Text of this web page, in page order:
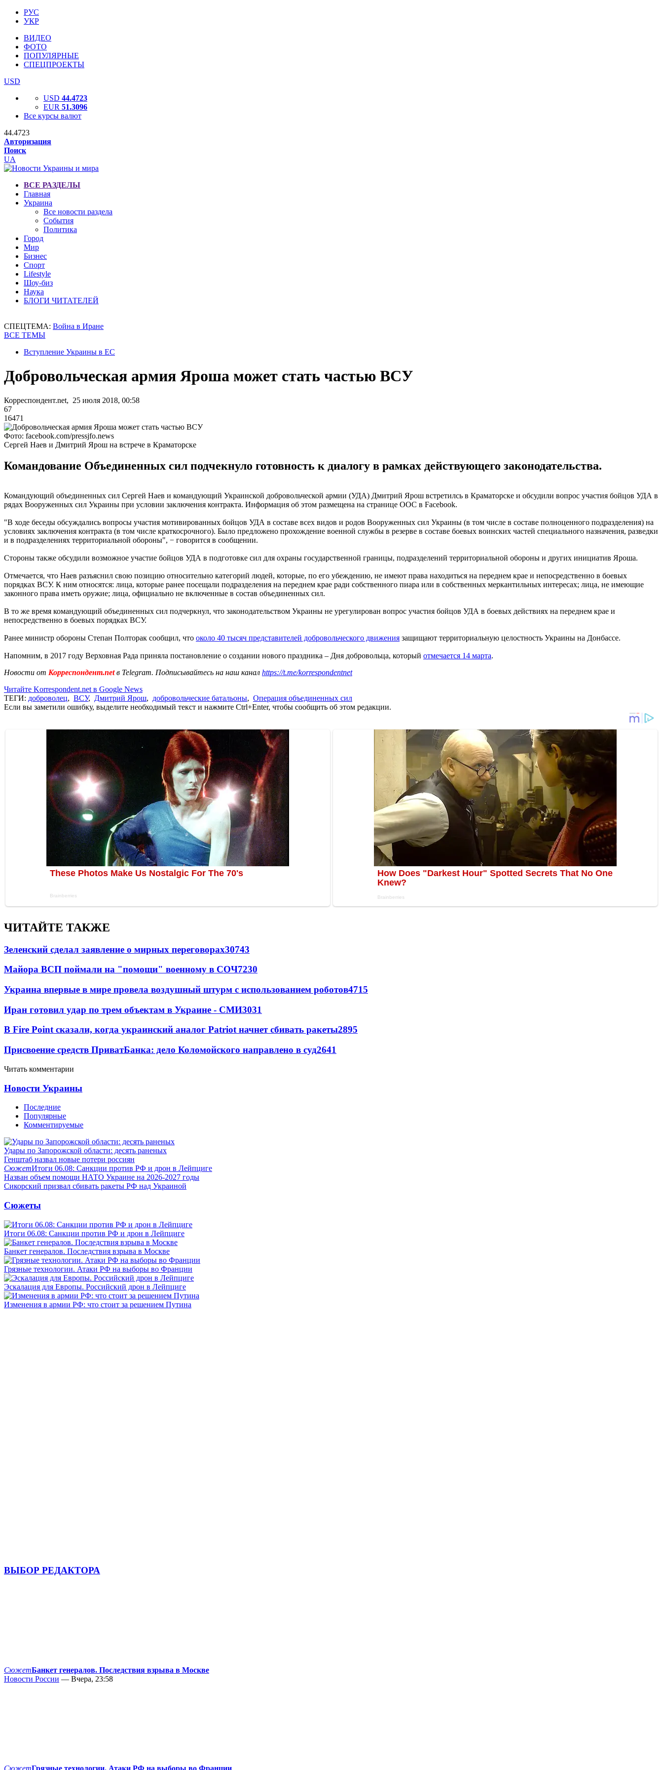
РУС
УКР
ВИДЕО
ФОТО
ПОПУЛЯРНЫЕ
СПЕЦПРОЕКТЫ
USD
USD 44.4723
EUR 51.3096
Все курсы валют
44.4723
Авторизация
Поиск
UA
ВСЕ РАЗДЕЛЫ
Главная
Украина
Все новости раздела
События
Политика
Город
Мир
Бизнес
Спорт
Lifestyle
Шоу-биз
Наука
БЛОГИ ЧИТАТЕЛЕЙ
СПЕЦТЕМА: Война в Иране
ВСЕ ТЕМЫ
Вступление Украины в ЕС
Добровольческая армия Яроша может стать частью ВСУ
Корреспондент.net, 25 июля 2018, 00:58
67
16471
Фото: facebook.com/pressjfo.news
Сергей Наев и Дмитрий Ярош на встрече в Краматорске
Командование Объединенных сил подчекнуло готовность к диалогу в рамках действующего законодательства.
Командующий объединенных сил Сергей Наев и командующий Украинской добровольческой армии (УДА) Дмитрий Ярош встретилсь в Краматорске и обсудили вопрос участия бойцов УДА в
рядах Вооруженных сил Украины при условии заключения контракта. Информация об этом размещена на странице ООС в Facebook.
"В ходе беседы обсуждались вопросы участия мотивированных бойцов УДА в составе всех видов и родов Вооруженных сил Украины (в том числе в составе полноценного подразделения) на
условиях заключения контракта (в том числе краткосрочного). Было предложено прохождение военной службы в резерве в составе боевых воинских частей специального назначения, разведки
и в подразделениях территориальной обороны", − говорится в сообщении.
Стороны также обсудили возможное участие бойцов УДА в подготовке сил для охраны государственной границы, подразделений территориальной обороны и других инициатив Яроша.
Отмечается, что Наев разъяснил свою позицию относительно категорий людей, которые, по его убеждению, не имеют права находиться на переднем крае и непосредственно в боевых
порядках ВСУ. К ним относятся: лица, которые ранее посещали подразделения на переднем крае ради собственного пиара или в собственных меркантильных интересах; лица, не имеющие
законного права иметь оружие; лица, официально не включенные в состав объединенных сил.
В то же время командующий объединенных сил подчеркнул, что законодательством Украины не урегулирован вопрос участия бойцов УДА в боевых действиях на переднем крае и
непосредственно в боевых порядках ВСУ.
Ранее министр обороны Степан Полторак сообщил, что около 40 тысяч представителей добровольческого движения защищают территориальную целостность Украины на Донбассе.
Напомним, в 2017 году Верховная Рада приняла постановление о создании нового праздника – Дня добровольца, который отмечается 14 марта.
Новости от Корреспондент.netв Telegram. Подписывайтесь на наш канал https://t.me/korrespondentnet
Читайте Korrespondent.net в Google News
ТЕГИ: доброволец, ВСУ, Дмитрий Ярош, добровольческие батальоны, Операция объединенных сил
Если вы заметили ошибку, выделите необходимый текст и нажмите Ctrl+Enter, чтобы сообщить об этом редакции.
ЧИТАЙТЕ ТАКЖЕ
Зеленский сделал заявление о мирных переговорах30743
Майора ВСП поймали на "помощи" военному в СОЧ7230
Украина впервые в мире провела воздушный штурм с использованием роботов4715
Иран готовил удар по трем объектам в Украине - СМИ3031
В Fire Point сказали, когда украинский аналог Patriot начнет сбивать ракеты2895
Присвоение средств ПриватБанка: дело Коломойского направлено в суд2641
Читать комментарии
Новости Украины
Последние
Популярные
Комментируемые
Удары по Запорожской области: десять раненых
Генштаб назвал новые потери россиян
СюжетИтоги 06.08: Санкции против РФ и дрон в Лейпциге
Назван объем помощи НАТО Украине на 2026-2027 годы
Сикорский призвал сбивать ракеты РФ над Украиной
Сюжеты
Итоги 06.08: Санкции против РФ и дрон в Лейпциге
Банкет генералов. Последствия взрыва в Москве
Грязные технологии. Атаки РФ на выборы во Франции
Эскалация для Европы. Российский дрон в Лейпциге
Изменения в армии РФ: что стоит за решением Путина
ВЫБОР РЕДАКТОРА
СюжетБанкет генералов. Последствия взрыва в Москве
Новости России — Вчера, 23:58